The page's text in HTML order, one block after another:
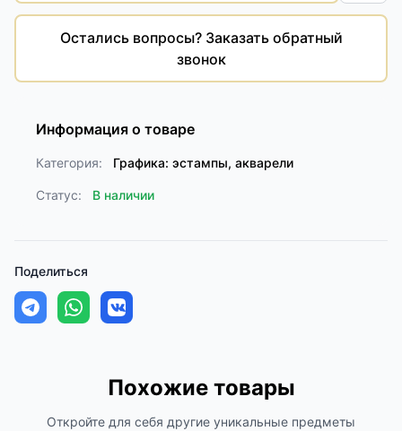
Остались вопросы? Заказать обратный
звонок
Информация о товаре
Категория: Графика: эстампы, акварели
Статус: В наличии
Поделиться
Похожие товары
Откройте для себя другие уникальные предметы